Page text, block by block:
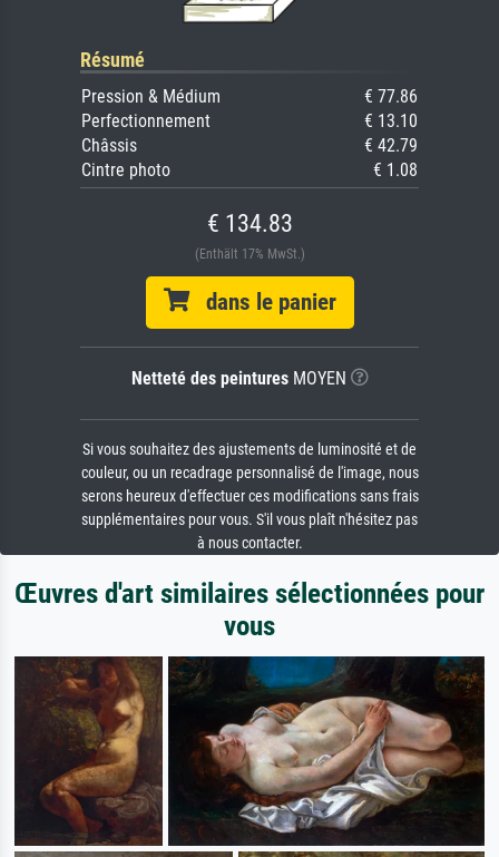
Résumé
Pression & Médium
€ 77.86
Perfectionnement
€ 13.10
Châssis
€ 42.79
Cintre photo
€ 1.08
€ 134.83
(Enthält 17% MwSt.)
dans le panier
Netteté des peinturesMOYEN
Si vous souhaitez des ajustements de luminosité et de
couleur, ou un recadrage personnalisé de l'image, nous
serons heureux d'effectuer ces modifications sans frais
supplémentaires pour vous. S'il vous plaît n'hésitez pas
à nous contacter.
Œuvres d'art similaires sélectionnées pour
vous